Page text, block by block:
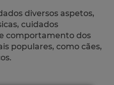
diversos aspetos,
cuidados
comportamento dos
populares, como cães,